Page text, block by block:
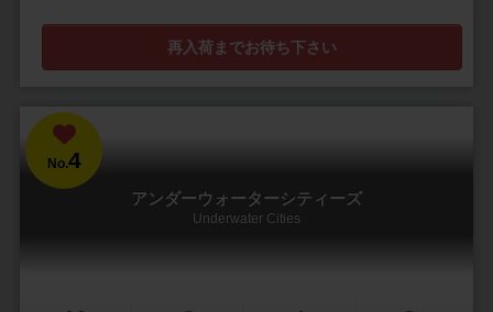
再入荷までお待ち下さい
No.4
アンダーウォーターシティーズ
Underwater Cities